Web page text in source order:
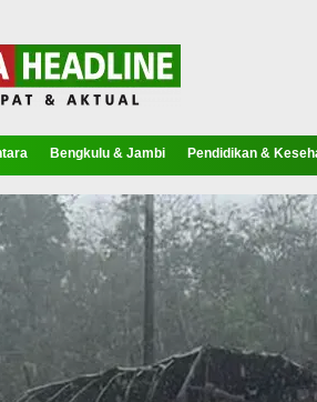
Bengkulu & Jambi Pendidikan &